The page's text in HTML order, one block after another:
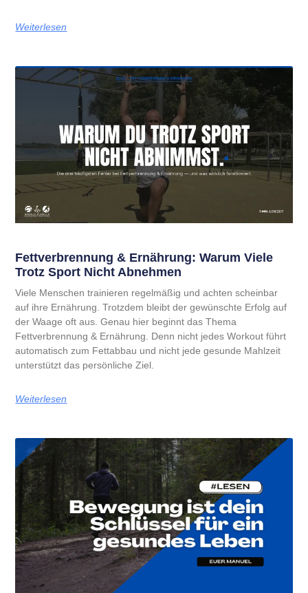
Weiterlesen
Fettverbrennung & Ernährung: Warum Viele
Trotz Sport Nicht Abnehmen
Viele Menschen trainieren regelmäßig und achten scheinbar
auf ihre Ernährung. Trotzdem bleibt der gewünschte Erfolg auf
der Waage oft aus. Genau hier beginnt das Thema
Fettverbrennung & Ernährung. Denn nicht jedes Workout führt
automatisch zum Fettabbau und nicht jede gesunde Mahlzeit
unterstützt das persönliche Ziel.
Weiterlesen